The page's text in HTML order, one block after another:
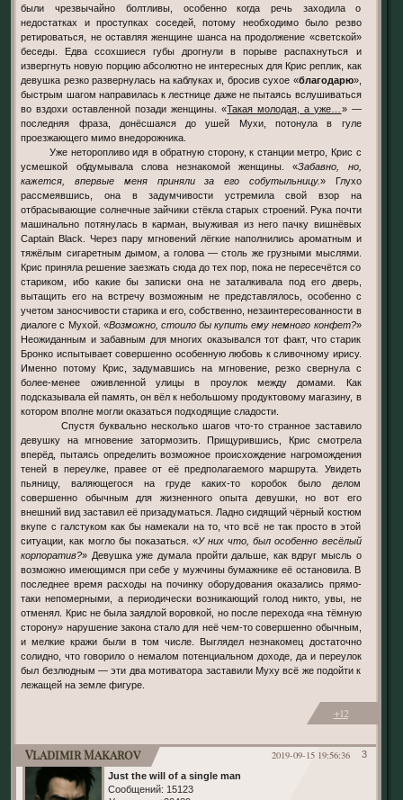
были чрезвычайно болтливы, особенно когда речь заходила о
недостатках и проступках соседей, потому необходимо было резво
ретироваться, не оставляя женщине шанса на продолжение «светской»
беседы. Едва ссохшиеся губы дрогнули в порыве распахнуться и
извергнуть новую порцию абсолютно не интересных для Крис реплик, как
девушка резко развернулась на каблуках и, бросив сухое «благодарю»,
быстрым шагом направилась к лестнице даже не пытаясь вслушиваться
во вздохи оставленной позади женщины. «Такая молодая, а уже… » —
последняя фраза, донёсшаяся до ушей Мухи, потонула в гуле
проезжающего мимо внедорожника.
Уже неторопливо идя в обратную сторону, к станции метро, Крис с
усмешкой обдумывала слова незнакомой женщины. «Забавно, но,
кажется, впервые меня приняли за его собутыльницу.» Глухо
рассмеявшись, она в задумчивости устремила свой взор на
отбрасывающие солнечные зайчики стёкла старых строений. Рука почти
машинально потянулась в карман, выуживая из него пачку вишнёвых
Captain Black. Через пару мгновений лёгкие наполнились ароматным и
тяжёлым сигаретным дымом, а голова — столь же грузными мыслями.
Крис приняла решение заезжать сюда до тех пор, пока не пересечётся со
стариком, ибо какие бы записки она не заталкивала под его дверь,
вытащить его на встречу возможным не представлялось, особенно с
учетом заносчивости старика и его, собственно, незаинтересованности в
диалоге с Мухой. «Возможно, стоило бы купить ему немного конфет?»
Неожиданным и забавным для многих оказывался тот факт, что старик
Бронко испытывает совершенно особенную любовь к сливочному ирису.
Именно потому Крис, задумавшись на мгновение, резко свернула с
более-менее оживленной улицы в проулок между домами. Как
подсказывала ей память, он вёл к небольшому продуктовому магазину, в
котором вполне могли оказаться подходящие сладости.
Спустя буквально несколько шагов что-то странное заставило
девушку на мгновение затормозить. Прищурившись, Крис смотрела
вперёд, пытаясь определить возможное происхождение нагромождения
теней в переулке, правее от её предполагаемого маршрута. Увидеть
пьяницу, валяющегося на груде каких-то коробок было делом
совершенно обычным для жизненного опыта девушки, но вот его
внешний вид заставил её призадуматься. Ладно сидящий чёрный костюм
вкупе с галстуком как бы намекали на то, что всё не так просто в этой
ситуации, как могло бы показаться. «У них что, был особенно весёлый
корпоратив?» Девушка уже думала пройти дальше, как вдруг мысль о
возможно имеющимся при себе у мужчины бумажнике её остановила. В
последнее время расходы на починку оборудования оказались прямо-
таки непомерными, а периодически возникающий голод никто, увы, не
отменял. Крис не была заядлой воровкой, но после перехода «на тёмную
сторону» нарушение закона стало для неё чем-то совершенно обычным,
и мелкие кражи были в том числе. Выглядел незнакомец достаточно
солидно, что говорило о немалом потенциальном доходе, да и переулок
был безлюдным — эти два мотиватора заставили Муху всё же подойти к
лежащей на земле фигуре.
+12
3
2019-09-15 19:56:36
Vladimir Makarov
Just the will of a single man
Сообщений: 15123